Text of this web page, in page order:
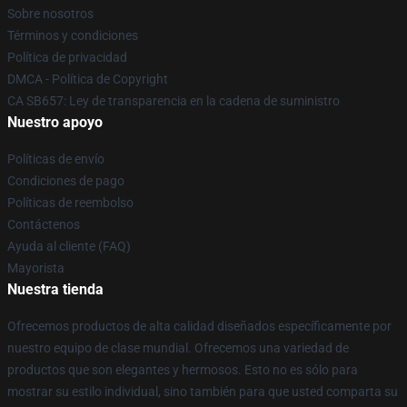
Sobre nosotros
Términos y condiciones
Política de privacidad
DMCA - Política de Copyright
CA SB657: Ley de transparencia en la cadena de suministro
Nuestro apoyo
Políticas de envío
Condiciones de pago
Políticas de reembolso
Contáctenos
Ayuda al cliente (FAQ)
Mayorista
Nuestra tienda
Ofrecemos productos de alta calidad diseñados específicamente por
nuestro equipo de clase mundial. Ofrecemos una variedad de
productos que son elegantes y hermosos. Esto no es sólo para
mostrar su estilo individual, sino también para que usted comparta su